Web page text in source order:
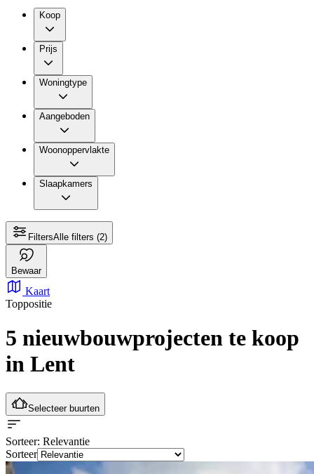
Koop
Prijs
Woningtype
Aangeboden
Woonoppervlakte
Slaapkamers
FiltersAlle filters (2)
Bewaar
Kaart
Toppositie
5 nieuwbouwprojecten te koop
in Lent
Selecteer buurten
Sorteer: Relevantie
Sorteer